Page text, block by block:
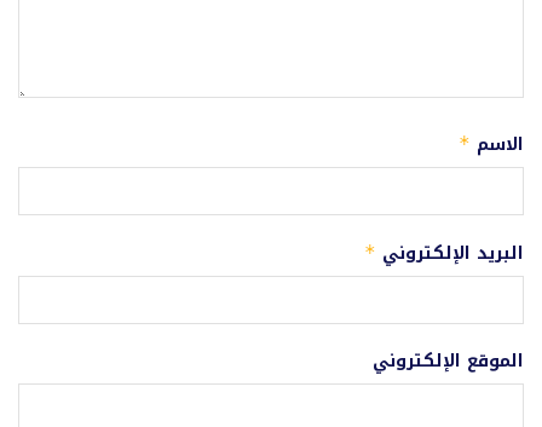
الاسم *
البريد الإلكتروني *
الموقع الإلكتروني